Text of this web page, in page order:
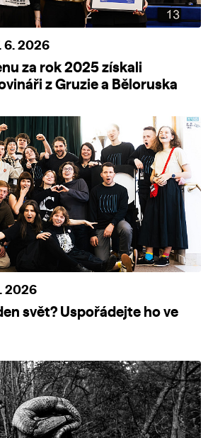
6. 2026
za rok 2025 získali
z Gruzie a Běloruska
2026
svět? Uspořádejte ho ve